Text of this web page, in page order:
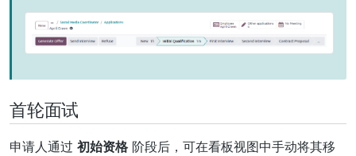
首轮面试
申请人通过 初始资格 阶段后，可在看板视图中手动将其移